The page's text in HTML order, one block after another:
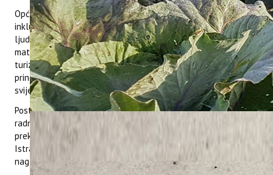
Opći cilj projekta je uspostaviti novu prekograničnu održivu
inkluzivnu turističku destinaciju IstraECOinclusive za razvoj
ljudskih kapaciteta (znanja, vještina, sposobnosti, iskustva) i
materijalnih resursa za dugoročno povećanje broja dionika u
turizmu i osoba iz ranjivih skupina koji će implementirati
principe održivosti i socijalne uključenosti bez granica u
svijesti, vremenu i prostoru na području nove destinacije.
Postavili smo si 3 specifična cilja, koja ćemo ostvariti kroz 3
radna paketa. 1. stručno osposobiti voditelje nove
prekogranične održive inkluzivne turističke destinacije
IstraECOinclusive za održivo poslovanje i zelenu tranziciju, s
naglaskom na socijalnu uključivost u turizmu,